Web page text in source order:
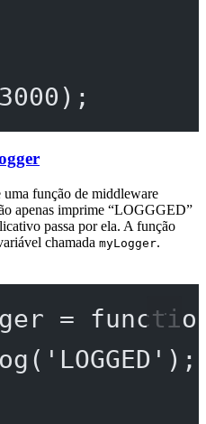
3000 );
função de middleware
apenas imprime “LOGGGED”
passa por ela. A função
chamada myLogger.
=
( 'LOGGED' );